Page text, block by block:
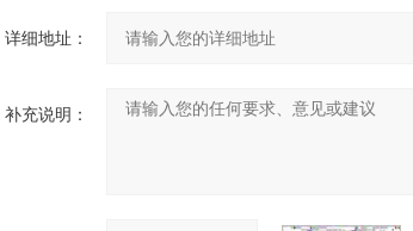
详细地址：
补充说明：